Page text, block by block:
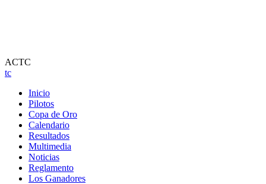
ACTC
tc
Inicio
Pilotos
Copa de Oro
Calendario
Resultados
Multimedia
Noticias
Reglamento
Los Ganadores